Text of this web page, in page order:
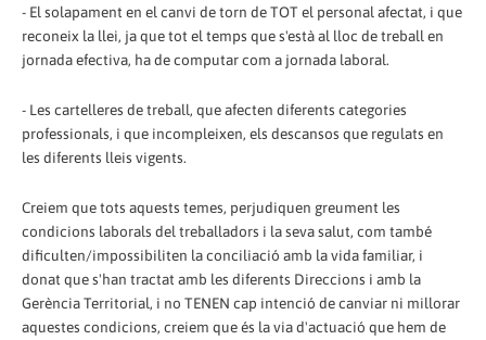
- El solapament en el canvi de torn de TOT el personal afectat, i que
reconeix la llei, ja que tot el temps que s'està al lloc de treball en
jornada efectiva, ha de computar com a jornada laboral.
- Les cartelleres de treball, que afecten diferents categories
professionals, i que incompleixen, els descansos que regulats en
les diferents lleis vigents.
Creiem que tots aquests temes, perjudiquen greument les
condicions laborals del treballadors i la seva salut, com també
dificulten/impossibiliten la conciliació amb la vida familiar, i
donat que s'han tractat amb les diferents Direccions i amb la
Gerència Territorial, i no TENEN cap intenció de canviar ni millorar
aquestes condicions, creiem que és la via d'actuació que hem de